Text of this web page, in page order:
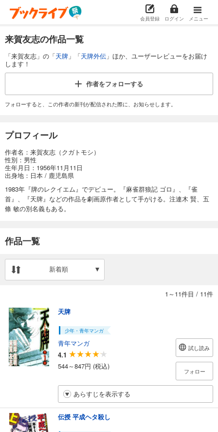
会員登録 ログイン メニュー
来賀友志の作品一覧
「来賀友志」の「天牌 」「天牌外伝 」ほか、ユーザーレビューをお届け
します！
作者をフォローする
フォローすると、この作者の新刊が配信された際に、お知らせします。
プロフィール
作者名：来賀友志（クガトモシ）
性別：男性
生年月日：1956年11月11日
出身地：日本 / 鹿児島県
1983年『牌のレクイエム』でデビュー。『麻雀群狼記 ゴロ』、『雀
首』、『天牌』などの作品を劇画原作者として手がける。注連木 賢、五
條 敏の別名義もある。
作品一覧
新着順
1～11件目 / 11件
天牌
少年・青年マンガ
青年マンガ
4.1
544～847円 (税込)
試し読み
フォロー
あらすじを表示する
伝授 平成ヘタ殺し